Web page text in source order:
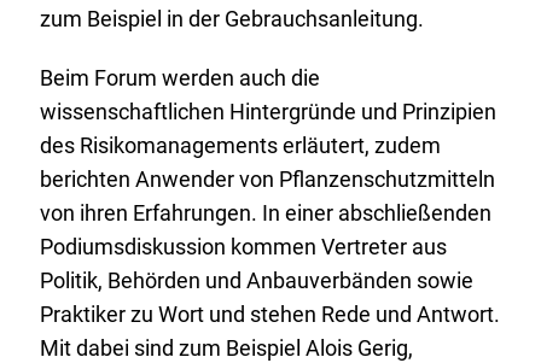
zum Beispiel in der Gebrauchsanleitung.
Beim Forum werden auch die
wissenschaftlichen Hintergründe und Prinzipien
des Risikomanagements erläutert, zudem
berichten Anwender von Pflanzenschutzmitteln
von ihren Erfahrungen. In einer abschließenden
Podiumsdiskussion kommen Vertreter aus
Politik, Behörden und Anbauverbänden sowie
Praktiker zu Wort und stehen Rede und Antwort.
Mit dabei sind zum Beispiel Alois Gerig,